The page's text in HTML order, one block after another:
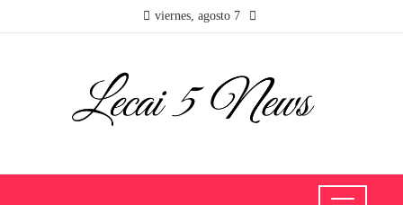
viernes, agosto 7